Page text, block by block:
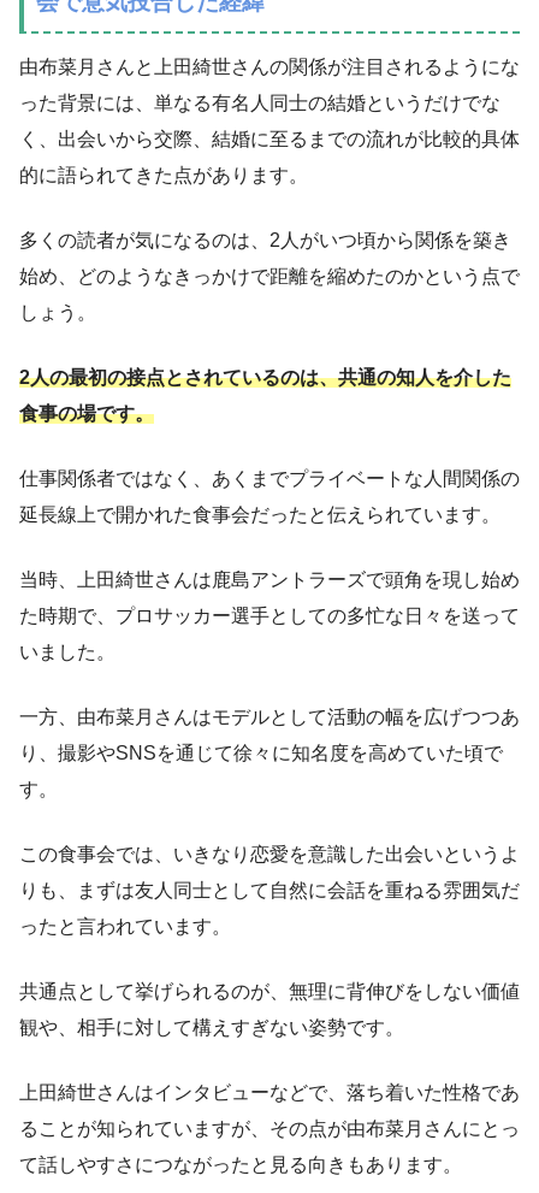
由布菜月さんと上田綺世さんの関係が注目されるようにな
った背景には、単なる有名人同士の結婚というだけでな
く、出会いから交際、結婚に至るまでの流れが比較的具体
的に語られてきた点があります。
多くの読者が気になるのは、2人がいつ頃から関係を築き
始め、どのようなきっかけで距離を縮めたのかという点で
しょう。
2人の最初の接点とされているのは、共通の知人を介した
食事の場です。
仕事関係者ではなく、あくまでプライベートな人間関係の
延長線上で開かれた食事会だったと伝えられています。
当時、上田綺世さんは鹿島アントラーズで頭角を現し始め
た時期で、プロサッカー選手としての多忙な日々を送って
いました。
一方、由布菜月さんはモデルとして活動の幅を広げつつあ
り、撮影やSNSを通じて徐々に知名度を高めていた頃で
す。
この食事会では、いきなり恋愛を意識した出会いというよ
りも、まずは友人同士として自然に会話を重ねる雰囲気だ
ったと言われています。
共通点として挙げられるのが、無理に背伸びをしない価値
観や、相手に対して構えすぎない姿勢です。
上田綺世さんはインタビューなどで、落ち着いた性格であ
ることが知られていますが、その点が由布菜月さんにとっ
て話しやすさにつながったと見る向きもあります。